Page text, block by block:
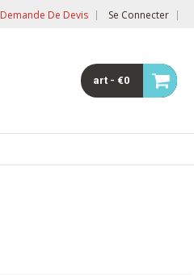
Demande De Devis Se Connecter
art - €0